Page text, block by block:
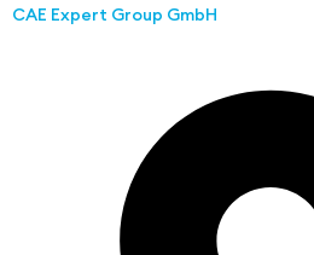
CAE Expert Group GmbH